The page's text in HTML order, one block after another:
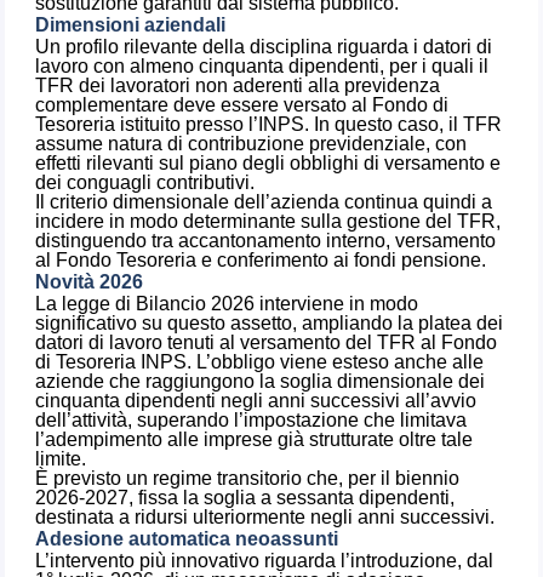
Dimensioni aziendali
Un profilo rilevante della disciplina riguarda i datori di
lavoro con almeno cinquanta dipendenti, per i quali il
TFR dei lavoratori non aderenti alla previdenza
complementare deve essere versato al Fondo di
Tesoreria istituito presso l’INPS. In questo caso, il TFR
assume natura di contribuzione previdenziale, con
effetti rilevanti sul piano degli obblighi di versamento e
dei conguagli contributivi.
Il criterio dimensionale dell’azienda continua quindi a
incidere in modo determinante sulla gestione del TFR,
distinguendo tra accantonamento interno, versamento
al Fondo Tesoreria e conferimento ai fondi pensione.
Novità 2026
La legge di Bilancio 2026 interviene in modo
significativo su questo assetto, ampliando la platea dei
datori di lavoro tenuti al versamento del TFR al Fondo
di Tesoreria INPS. L’obbligo viene esteso anche alle
aziende che raggiungono la soglia dimensionale dei
cinquanta dipendenti negli anni successivi all’avvio
dell’attività, superando l’impostazione che limitava
l’adempimento alle imprese già strutturate oltre tale
limite.
È previsto un regime transitorio che, per il biennio
2026-2027, fissa la soglia a sessanta dipendenti,
destinata a ridursi ulteriormente negli anni successivi.
Adesione automatica neoassunti
L’intervento più innovativo riguarda l’introduzione, dal